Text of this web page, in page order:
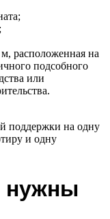
расположенная на
подсобного
или
поддержки на одну
и одну
нужны